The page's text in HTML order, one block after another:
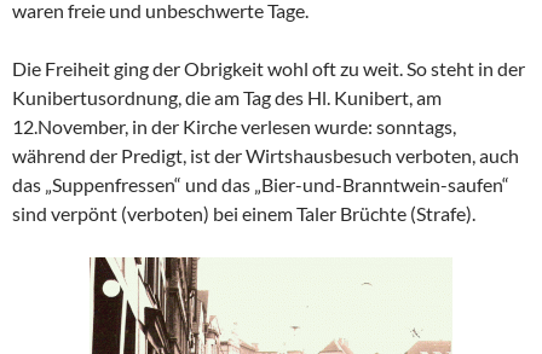
waren freie und unbeschwerte Tage.
Die Freiheit ging der Obrigkeit wohl oft zu weit. So steht in der
Kunibertusordnung, die am Tag des Hl. Kunibert, am
12.November, in der Kirche verlesen wurde: sonntags,
während der Predigt, ist der Wirtshausbesuch verboten, auch
das „Suppenfressen“ und das „Bier-und-Branntwein-saufen“
sind verpönt (verboten) bei einem Taler Brüchte (Strafe).